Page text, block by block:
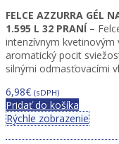
FELCE AZZURRA GÉL
1.595 L 32 PRANÍ –
intenzívnym
aromatický pocit
silnými odmasťovacími
6,98€ (sDPH)
Pridať do košíka
Rýchle zobrazenie